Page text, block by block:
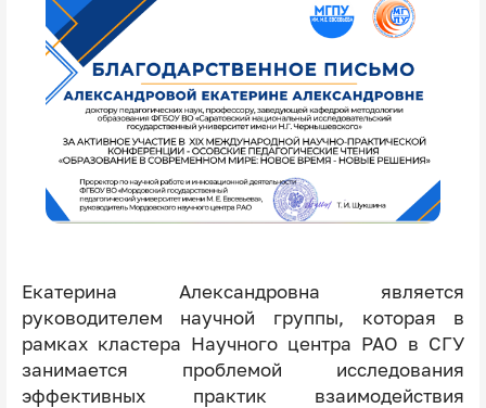
Екатерина Александровна является
руководителем научной группы, которая в
рамках кластера Научного центра РАО в СГУ
занимается проблемой исследования
эффективных практик взаимодействия